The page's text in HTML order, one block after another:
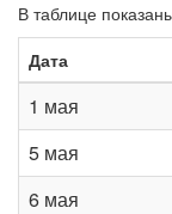
В таблице
Дата
1 мая
5 мая
6 мая